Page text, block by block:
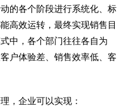
的各个阶段进行系统化、标
高效运转，最终实现销售目
中，各个部门往往各自为
户体验差、销售效率低、客
，企业可以实现：